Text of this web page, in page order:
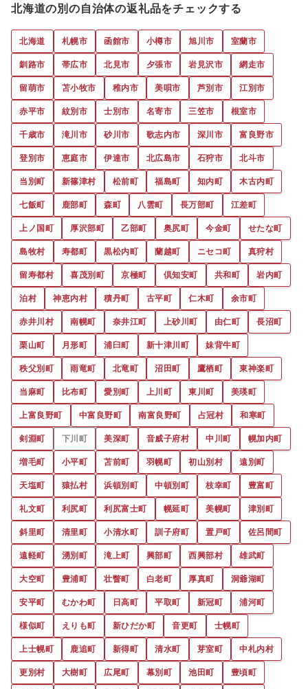
北海道の別の自治体の返礼品をチェックする
北海道 札幌市 函館市 小樽市 旭川市
室蘭市
釧路市
帯広市 北見市 夕張市 岩見沢市
網走市
留萌市
苫小牧市 稚内市 美唄市 芦別市
江別市
赤平市
紋別市 士別市 名寄市 三笠市
根室市
千歳市
滝川市 砂川市 歌志内市 深川市
富良野市
登別市
恵庭市 伊達市 北広島市 石狩市
北斗市
当別町
新篠津村 松前町 福島町 知内町
木古内町
七飯町
鹿部町 森町 八雲町 長万部町
江差町
上ノ国町
厚沢部町 乙部町 奥尻町 今金町
せたな町
島牧村
寿都町 黒松内町 蘭越町 ニセコ町
真狩村
留寿都村
喜茂別町 京極町 倶知安町 共和町
岩内町
泊村
神恵内村 積丹町 古平町 仁木町
余市町
赤井川村
南幌町 奈井江町 上砂川町 由仁町
長沼町
栗山町
月形町 浦臼町 新十津川町
妹背牛町
秩父別町
雨竜町 北竜町 沼田町 鷹栖町
東神楽町
当麻町
比布町 愛別町 上川町 東川町
美瑛町
上富良野町
中富良野町 南富良野町 占冠村
和寒町
剣淵町
下川町 美深町 音威子府村 中川町
幌加内町
増毛町
小平町 苫前町 羽幌町 初山別村
遠別町
天塩町
猿払村 浜頓別町 中頓別町 枝幸町
豊富町
礼文町
利尻町 利尻富士町 幌延町 美幌町
津別町
斜里町
清里町 小清水町 訓子府町 置戸町
佐呂間町
遠軽町
湧別町 滝上町 興部町 西興部村
雄武町
大空町
豊浦町 壮瞥町 白老町 厚真町
洞爺湖町
安平町
むかわ町 日高町 平取町 新冠町
浦河町
様似町
えりも町 新ひだか町 音更町
士幌町
上士幌町
鹿追町 新得町 清水町 芽室町
中札内村
更別村
大樹町 広尾町 幕別町 池田町
豊頃町